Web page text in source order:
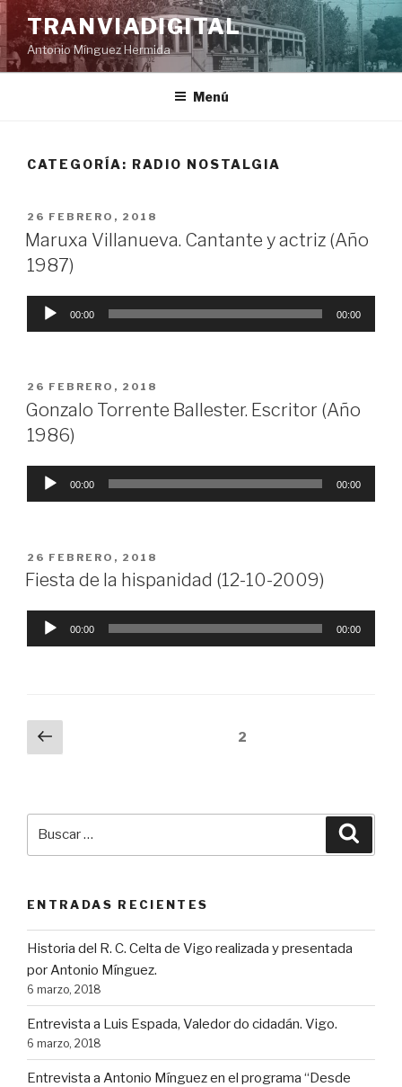
Saltar
al
contenido
TRANVIADIGITAL
Antonio Mínguez Hermida
Menú
CATEGORÍA: RADIO NOSTALGIA
PUBLICADO
EL
26 FEBRERO, 2018
Maruxa Villanueva. Cantante y actriz (Año
1987)
Reproductor
00:00 00:00
PUBLICADO
EL
26 FEBRERO, 2018
Gonzalo Torrente Ballester. Escritor (Año
1986)
Reproductor
00:00 00:00
PUBLICADO
EL
26 FEBRERO, 2018
Fiesta de la hispanidad (12-10-2009)
Reproductor
00:00 00:00
Navegación
de
Página
anterior
2
ENTRADAS RECIENTES
Historia del R. C. Celta de Vigo realizada y presentada
por Antonio Mínguez.
6 marzo, 2018
Entrevista a Luis Espada, Valedor do cidadán. Vigo.
6 marzo, 2018
Entrevista a Antonio Mínguez en el programa “Desde